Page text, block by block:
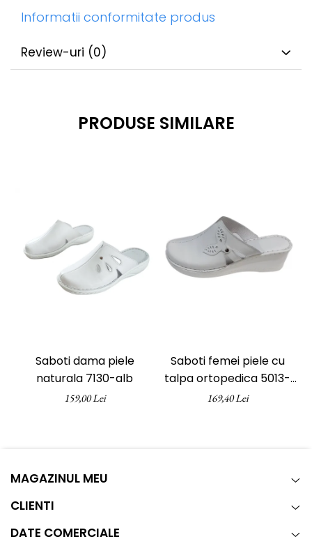
Informatii conformitate produs
Review-uri (0)
PRODUSE SIMILARE
Saboti dama piele
naturala 7130-alb
159,00 Lei
Saboti femei piele cu
talpa ortopedica 5013-
alb
169,40 Lei
MAGAZINUL MEU
CLIENTI
DATE COMERCIALE